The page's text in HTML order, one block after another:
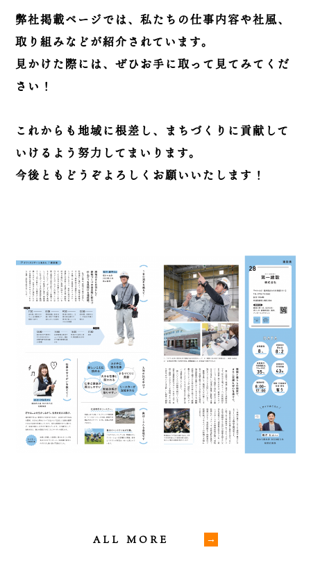
弊社掲載ページでは、私たちの仕事内容や社風、
取り組みなどが紹介されています。
見かけた際には、ぜひお手に取って見てみてくだ
さい！
これからも地域に根差し、まちづくりに貢献して
いけるよう努力してまいります。
今後ともどうぞよろしくお願いいたします！
ALL MORE